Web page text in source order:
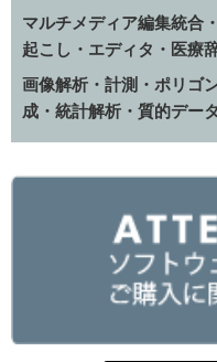
マルチメディア編集統合
起こし・エディタ・医療
画像解析・計測・ポリゴ
成・統計解析・質的デー